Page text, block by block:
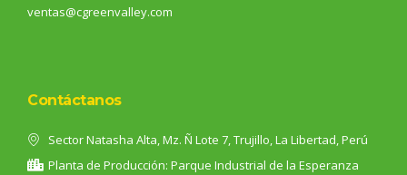
ventas@cgreenvalley.com
Contáctanos
Sector Natasha Alta, Mz. Ñ Lote 7, Trujillo, La Libertad, Perú
Planta de Producción: Parque Industrial de la Esperanza